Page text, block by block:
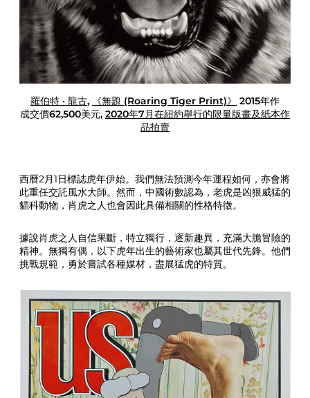
Z
羅伯特 · 龍古, 《無題 (Roaring Tiger Print)》
2015年作
成交價62,500美元, 2020年7月在紐約舉行的限量版畫及紙本作
品拍賣
西曆2月1日標誌虎年伊始。我們無法預測今年運程如何，亦會將
此重任交託風水大師。然而，中國術數認為，老虎是凶狠威猛的
貓科動物，肖虎之人也會因此具備相關的性格特徵。
據說肖虎之人自信果斷，特立獨行，逐新趣異，充滿大膽冒險的
精神。無獨有偶，以下虎年出生的藝術家也屬其世代先鋒。他們
挑戰規範，勇於嘗試各種媒材，盡展猛虎的特質。